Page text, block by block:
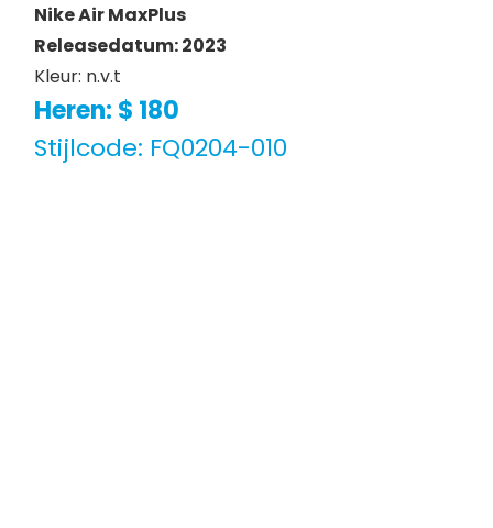
Nike Air MaxPlus
Releasedatum: 2023
Kleur: n.v.t
Heren: $ 180
Stijlcode: FQ0204-010